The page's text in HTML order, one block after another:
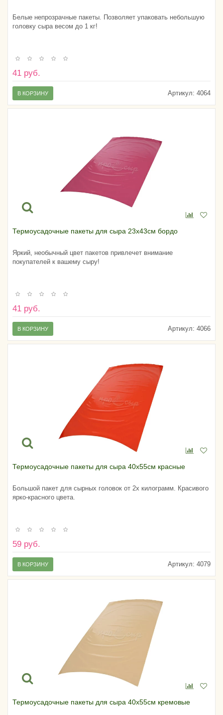
Белые непрозрачные пакеты. Позволяет упаковать небольшую
головку сыра весом до 1 кг!
41 руб.
Артикул: 4064
В КОРЗИНУ
Термоусадочные пакеты для сыра 23х43см бордо
Яркий, необычный цвет пакетов привлечет внимание
покупателей к вашему сыру!
41 руб.
Артикул: 4066
В КОРЗИНУ
Термоусадочные пакеты для сыра 40х55см красные
Большой пакет для сырных головок от 2х килограмм. Красивого
ярко-красного цвета.
59 руб.
Артикул: 4079
В КОРЗИНУ
Термоусадочные пакеты для сыра 40х55см кремовые